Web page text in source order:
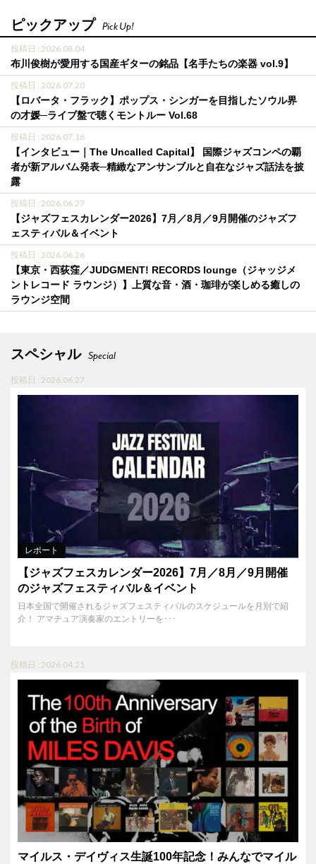
ピックアップ Pick Up!
投稿日 : 2026.08.04
布川俊樹が愛用する国産ギターの銘品【名手たちの楽器 vol.9】
投稿日 : 2026.07.20
【ロバータ・フラック】ポップス・シンガーを目指したソウル界
の才媛─ライブ盤で聴くモントルー Vol.68
投稿日 : 2026.07.16
【インタビュー｜The Uncalled Capital】 国際ジャズコンペの覇
者が新アルバム発表─精緻なアンサンブルと自在なジャズ話法を披
露
投稿日 : 2026.06.27
【ジャズフェスカレンダー2026】7月／8月／9月開催のジャズフ
ェスティバル＆イベント
投稿日 : 2026.06.26
【東京・西荻窪／JUDGMENT! RECORDS lounge（ジャッジメ
ントレコード ラウンジ）】上質な音・酒・珈琲が楽しめる癒しの
ラウンジ空間
スペシャル Special
投稿日 : 2026.06.27
レポート
【ジャズフェスカレンダー2026】7月／8月／9月開催
のジャズフェスティバル＆イベント
日本全国で開催されるジャズフェスティバルのスケジュールを月別で紹
介！ アマチュア演奏家のエントリーを･･･
投稿日 : 2026.04.21
マイルス・デイヴィス生誕100年記念！みんなでマイル